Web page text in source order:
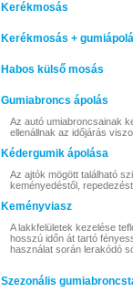
Kerékmosás
Kerékmosás +
Habos külső mosás
Gumiabroncs ápolás
Az autó umiabroncsainak
ellenállnak az időjárás
Kédergumik ápolása
Az ajtók mögött található
keményedéstől,
Keményviasz
A lakkfelületek kezelése
hosszú időn át tartó
használat során lerakódó
Szezonális